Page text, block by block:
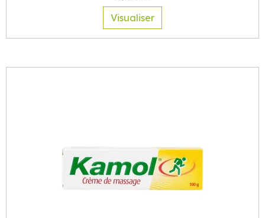
Visualiser